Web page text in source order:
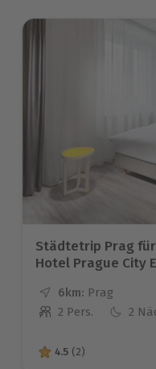
Städtetrip Prag
Hotel Prague City
6km: Entfernung
Standort
Prag
Anzahl der
2 Pers. 2
4.5 von 5 Sternen
4.5 (2)